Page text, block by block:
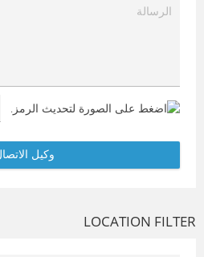
LOCATION FILTER